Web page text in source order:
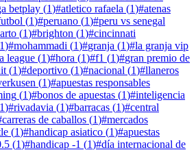
betplay (1)#atletico rafaela (1)#atenas
(1)#peruano (1)#peru vs senegal
(1)#brighton (1)#cincinnati
1)#mohammadi (1)#granja (1)#la granja vip
league (1)#hora (1)#f1 (1)#gran premio de
(1)#deportivo (1)#nacional (1)#llaneros
(1)#apuestas responsables
(1)#bonos de apuestas (1)#inteligencia
1)#rivadavia (1)#barracas (1)#central
carreras de caballos (1)#mercados
(1)#handicap asiatico (1)#apuestas
(1)#handicap -1 (1)#día internacional de